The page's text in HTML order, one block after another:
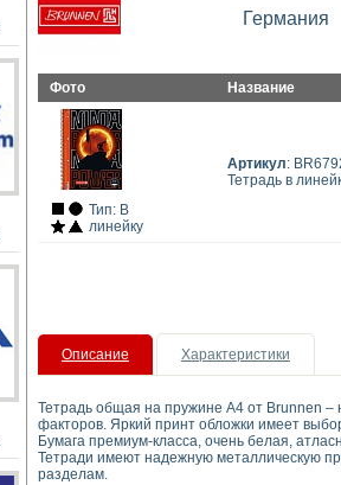
Германия
Фото Название
Тип: В
линейку
Артикул:
Тетрадь в
Описание Характеристики
Тетрадь общая на пружине А4 от Brunnen –
факторов. Яркий принт обложки имеет
Бумага премиум-класса, очень белая,
Тетради имеют надежную металлическую
разделам.